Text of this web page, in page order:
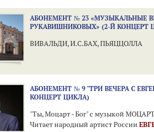
АБОНЕМЕНТ № 23 «МУЗЫКАЛЬНЫЕ
РУКАВИШНИКОВЫХ» (2-Й КОНЦЕРТ
ВИВАЛЬДИ, И.С.БАХ, ПЬЯЦЦОЛЛА
АБОНЕМЕНТ № 9 "ТРИ ВЕЧЕРА С
КОНЦЕРТ ЦИКЛА)
"Ты, Моцарт - Бог" с музыкой
Читает народный артист России